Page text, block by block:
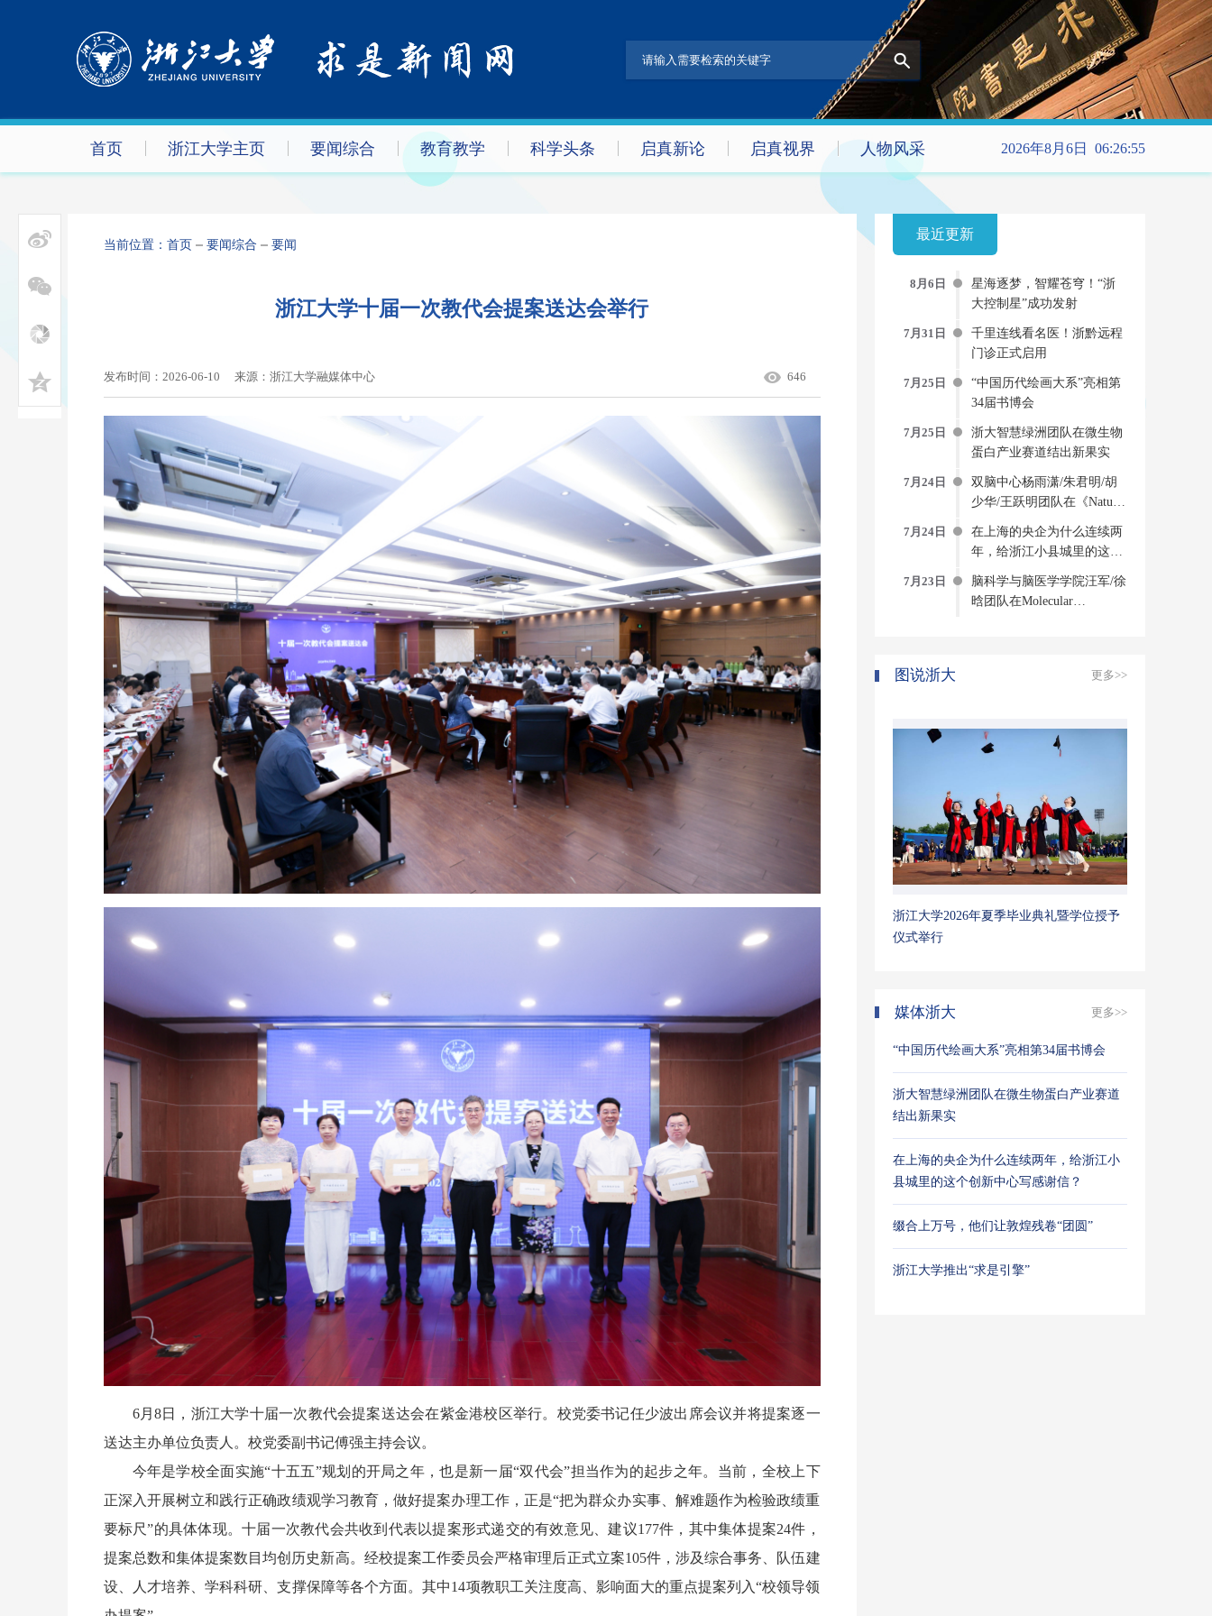
首页 浙江大学主页 要闻综合 教育教学 科学头条 启真新论 启真视界 人物风采 2026年8月6日 06:26:57
当前位置： 首页 要闻综合 要闻
浙江大学十届一次教代会提案送达会举行
发布时间：2026-06-10 来源：浙江大学融媒体中心 646
6月8日，浙江大学十届一次教代会提案送达会在紫金港校区举行。校党委书记任少波出席会议并将提案逐一
送达主办单位负责人。校党委副书记傅强主持会议。
今年是学校全面实施“十五五”规划的开局之年，也是新一届“双代会”担当作为的起步之年。当前，全校上下
正深入开展树立和践行正确政绩观学习教育，做好提案办理工作，正是“把为群众办实事、解难题作为检验政绩重
要标尺”的具体体现。十届一次教代会共收到代表以提案形式递交的有效意见、建议177件，其中集体提案24件，
提案总数和集体提案数目均创历史新高。经校提案工作委员会严格审理后正式立案105件，涉及综合事务、队伍建
设、人才培养、学科科研、支撑保障等各个方面。其中14项教职工关注度高、影响面大的重点提案列入“校领导领
最近更新
8月6日
星海逐梦，智耀苍穹！“浙
大控制星”成功发射
7月31日
千里连线看名医！浙黔远程
门诊正式启用
7月25日
“中国历代绘画大系”亮相第
34届书博会
7月25日
浙大智慧绿洲团队在微生物
蛋白产业赛道结出新果实
7月24日
双脑中心杨雨潇/朱君明/胡
少华/王跃明团队在《Nature
Computational Science》发文
构建侵入式脑机接口方法与
系统
7月24日
在上海的央企为什么连续两
年，给浙江小县城里的这个
创新中心写感谢信？
7月23日
脑科学与脑医学学院汪军/徐
晗团队在Molecular
图说浙大 更多>>
浙江大学2026年夏季毕业典礼暨学位授予
仪式举行
媒体浙大 更多>>
“中国历代绘画大系”亮相第34届书博会
浙大智慧绿洲团队在微生物蛋白产业赛道
结出新果实
在上海的央企为什么连续两年，给浙江小
县城里的这个创新中心写感谢信？
缀合上万号，他们让敦煌残卷“团圆”
浙江大学推出“求是引擎”